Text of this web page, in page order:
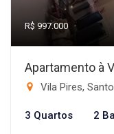
R$ 997.000
Apartamento à
Vila Pires,
3 Quartos 2